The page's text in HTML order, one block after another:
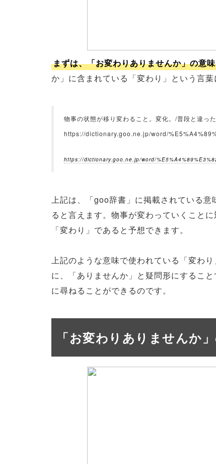
まずは、「お変わりありませんか」の意
か」に含まれている「変わり」という言
物事の状態が移り変わること。変化。/普段と違っ
https://dictionary.goo.ne.jp/word/
https://dictionary.goo.ne.jp/word/
上記は、「goo辞書」に掲載されている
ると言えます。物事が変わっていくこと
「変わり」であると予想できます。
上記のような意味で使われている「変わ
に、「ありませんか」と疑問形にするこ
に尋ねることができるのです。
「お変わりありませんか